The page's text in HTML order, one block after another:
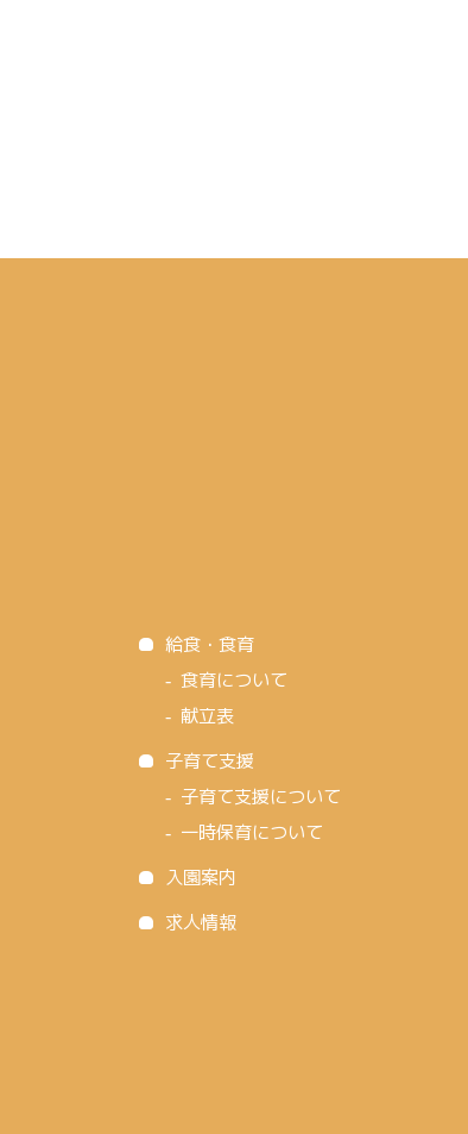
給食・食育
食育について
献立表
子育て支援
子育て支援について
一時保育について
入園案内
求人情報